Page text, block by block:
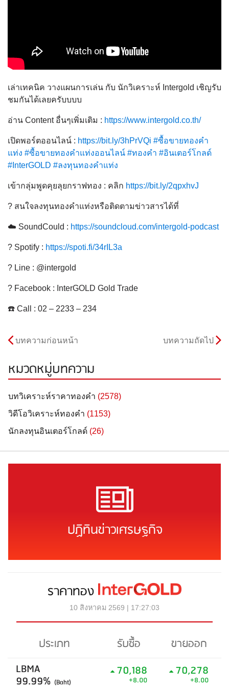
เล่าเทคนิค วางแผนการเล่น กับ นักวิเคราะห์ Intergold เชิญรับ
ชมกันได้เลยครับบบบ
อ่าน Content อื่นๆเพิ่มเติม : https://www.intergold.co.th/
เปิดพอร์ตออนไลน์ : https://bit.ly/3hPrVQi #ซื้อขายทองคำ
แท่ง #ซื้อขายทองคำแท่งออนไลน์ #ทองคำ #อินเตอร์โกลด์
#InterGOLD #ลงทุนทองคำแท่ง
เข้ากลุ่มพูดคุยลุยกราฟทอง : คลิก https://bit.ly/2qpxhvJ
? สนใจลงทุนทองคำแท่งหรือติดตามข่าวสารได้ที่
☁️ SoundCould : https://soundcloud.com/intergold-podcast
? Spotify : https://spoti.fi/34rIL3a
? Line : @intergold
? Facebook : InterGOLD Gold Trade
☎️ Call : 02 – 2233 – 234
บทความก่อนหน้า บทความถัดไป
หมวดหมู่บทความ
บทวิเคราะห์ราคาทองคำ (2578)
วิดีโอวิเคราะห์ทองคำ (1153)
นักลงทุนอินเตอร์โกลด์ (26)
ปฏิทินข่าวเศรษฐกิจ
ราคาทอง
10 สิงหาคม 2569 | 17:27:03
ประเภท รับซื้อ
ขายออก
LBMA
99.99% (Baht)
70,188
+8.00
70,278
+8.00